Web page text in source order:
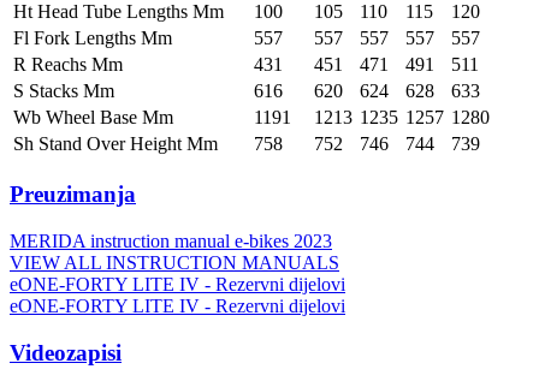
Ht Head Tube Lengths Mm
100 105 110 115
120
Fl Fork Lengths Mm
557 557 557 557
557
R Reachs Mm
431 451 471 491
511
S Stacks Mm
616 620 624 628
633
Wb Wheel Base Mm
1191 1213 1235 1257 1280
Sh Stand Over Height Mm
758 752 746 744 739
Preuzimanja
MERIDA instruction manual e-bikes 2023
VIEW ALL INSTRUCTION MANUALS
eONE-FORTY LITE IV - Rezervni dijelovi
eONE-FORTY LITE IV - Rezervni dijelovi
Videozapisi